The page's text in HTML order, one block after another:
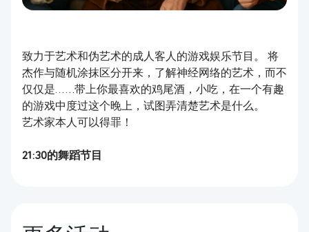
致力于艺术和伪艺术的成人客人的游戏娱乐节目。 将
杰作与随机涂抹区分开来，了解神经网络的艺术，而不
仅仅是......带上你最喜欢的鸡尾酒，小吃，在一个有趣
的游戏中度过这个晚上，试图弄清楚艺术是什么。
艺术家本人可以得罪！
21:30的舞蹈节目